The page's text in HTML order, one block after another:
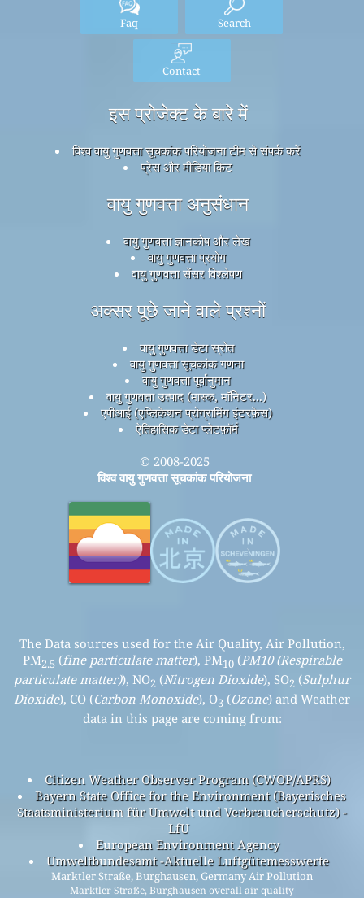
Faq Search
Contact
इस प्रोजेक्ट के बारे में
विश्व वायु गुणवत्ता सूचकांक परियोजना टीम से संपर्क करें
प्रेस और मीडिया किट
वायु गुणवत्ता अनुसंधान
वायु गुणवत्ता ज्ञानकोष और लेख
वायु गुणवत्ता प्रयोग
वायु गुणवत्ता सेंसर विश्लेषण
अक्सर पूछे जाने वाले प्रश्नों
वायु गुणवत्ता डेटा स्रोत
वायु गुणवत्ता सूचकांक गणना
वायु गुणवत्ता पूर्वानुमान
वायु गुणवत्ता उत्पाद (मास्क, मॉनिटर...)
एपीआई (एप्लिकेशन प्रोग्रामिंग इंटरफ़ेस)
ऐतिहासिक डेटा प्लेटफ़ॉर्म
© 2008-2025
विश्व वायु गुणवत्ता सूचकांक परियोजना
The Data sources used for the Air Quality, Air Pollution,
PM2.5 (fine particulate matter), PM10(PM10 (Respirable
particulate matter)), NO2 (Nitrogen Dioxide), SO2 (Sulphur
Dioxide), CO (Carbon Monoxide), O3 (Ozone) and Weather
data in this page are coming from:
Citizen Weather Observer Program (CWOP/APRS)
Bayern State Office for the Environment (Bayerisches
Staatsministerium für Umwelt und Verbraucherschutz) -
LfU
European Environment Agency
Umweltbundesamt -Aktuelle Luftgütemesswerte
Marktler Straße, Burghausen, Germany Air Pollution
Marktler Straße, Burghausen overall air quality